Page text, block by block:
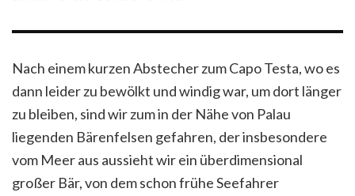
Nach einem kurzen Abstecher zum Capo Testa, wo es
dann leider zu bewölkt und windig war, um dort länger
zu bleiben, sind wir zum in der Nähe von Palau
liegenden Bärenfelsen gefahren, der insbesondere
vom Meer aus aussieht wir ein überdimensional
großer Bär, von dem schon frühe Seefahrer